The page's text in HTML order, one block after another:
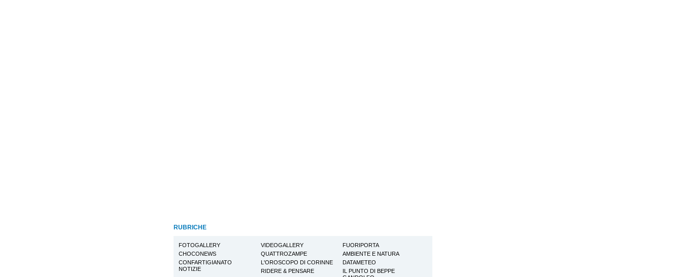
RUBRICHE
FOTOGALLERY VIDEOGALLERY
FUORIPORTA
CHOCONEWS
QUATTROZAMPE
AMBIENTE E NATURA
CONFARTIGIANATO
NOTIZIE
L'OROSCOPO DI CORINNE
DATAMETEO
RIDERE & PENSARE
IL PUNTO DI BEPPE